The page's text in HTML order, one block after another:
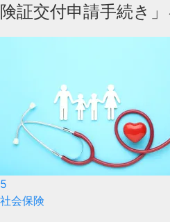
険証交付申請手続き
5
社会保険